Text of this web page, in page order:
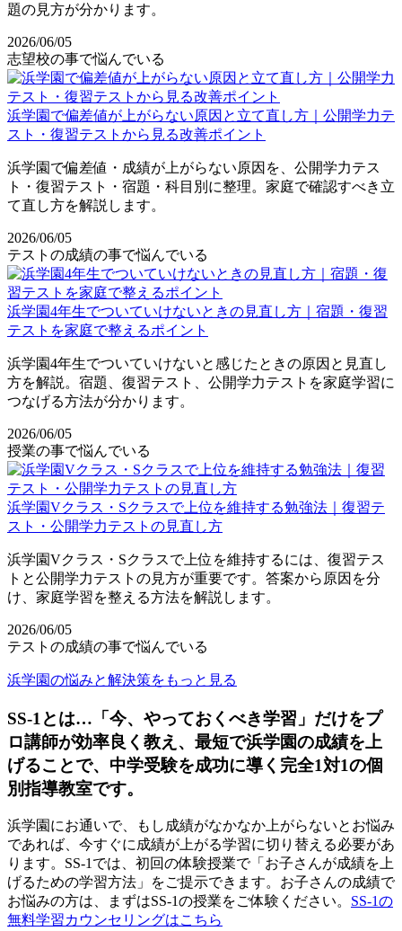
題の見方が分かります。
2026/06/05
志望校の事で悩んでいる
浜学園で偏差値が上がらない原因と立て直し方｜公開学力テ
スト・復習テストから見る改善ポイント
浜学園で偏差値・成績が上がらない原因を、公開学力テス
ト・復習テスト・宿題・科目別に整理。家庭で確認すべき立
て直し方を解説します。
2026/06/05
テストの成績の事で悩んでいる
浜学園4年生でついていけないときの見直し方｜宿題・復習
テストを家庭で整えるポイント
浜学園4年生でついていけないと感じたときの原因と見直し
方を解説。宿題、復習テスト、公開学力テストを家庭学習に
つなげる方法が分かります。
2026/06/05
授業の事で悩んでいる
浜学園Vクラス・Sクラスで上位を維持する勉強法｜復習テ
スト・公開学力テストの見直し方
浜学園Vクラス・Sクラスで上位を維持するには、復習テス
トと公開学力テストの見方が重要です。答案から原因を分
け、家庭学習を整える方法を解説します。
2026/06/05
テストの成績の事で悩んでいる
浜学園の悩みと解決策をもっと見る
SS-1とは…「今、やっておくべき学習」だけをプ
ロ講師が効率良く教え、最短で浜学園の成績を上
げることで、中学受験を成功に導く完全1対1の個
別指導教室です。
浜学園にお通いで、もし成績がなかなか上がらないとお悩み
であれば、今すぐに成績が上がる学習に切り替える必要があ
ります。SS-1では、初回の体験授業で「お子さんが成績を上
げるための学習方法」をご提示できます。お子さんの成績で
お悩みの方は、まずはSS-1の授業をご体験ください。 SS-1の
無料学習カウンセリングはこちら